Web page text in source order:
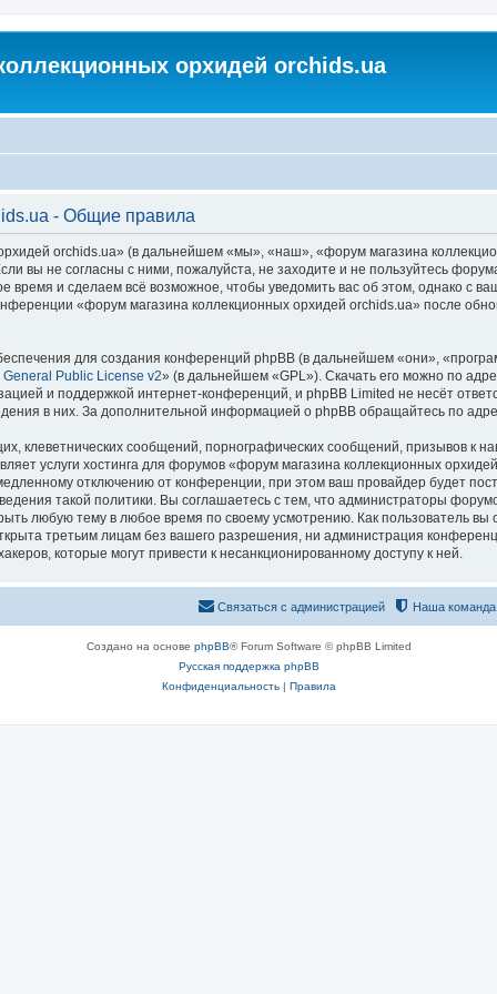
орхидей orchids.ua
- Общие правила
orchids.ua» (в дальнейшем «мы», «наш», «форум магазина
вы не согласны с ними, пожалуйста, не заходите и не пользуйтесь
время и сделаем всё возможное, чтобы уведомить вас об этом, однако с
«форум магазина коллекционных орхидей orchids.ua» после
для создания конференций phpBB (в дальнейшем «они»,
General Public License v2» (в дальнейшем «GPL»). Скачать его можно по
и поддержкой интернет-конференций, и phpBB Limited не несёт
в них. За дополнительной информацией о phpBB обращайтесь по
клеветнических сообщений, порнографических сообщений, призывов к
услуги хостинга для форумов «форум магазина коллекционных
отключению от конференции, при этом ваш провайдер будет
такой политики. Вы соглашаетесь с тем, что администраторы
любую тему в любое время по своему усмотрению. Как пользователь
третьим лицам без вашего разрешения, ни администрация
которые могут привести к несанкционированному доступу к ней.
Наша команда
Связаться с администрацией
Создано на основе phpBB® Forum Software © phpBB Limited
Русская поддержка phpBB
Конфиденциальность| Правила